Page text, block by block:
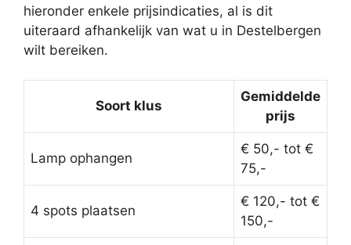
hieronder enkele prijsindicaties, al is dit
uiteraard afhankelijk van wat u in Destelbergen
wilt bereiken.
Soort klus
Gemiddelde
prijs
Lamp ophangen
€ 50,- tot €
75,-
4 spots plaatsen
€ 120,- tot €
150,-